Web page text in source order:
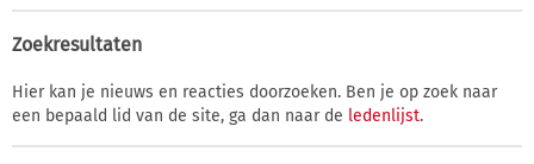
Zoekresultaten
Hier kan je nieuws en reacties doorzoeken. Ben je op zoek naar
een bepaald lid van de site, ga dan naar de ledenlijst.